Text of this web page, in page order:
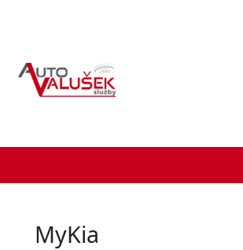
MyKia